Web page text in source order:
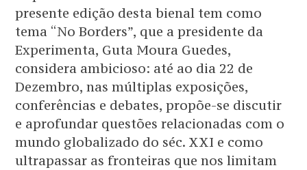
presente edição desta bienal tem como
tema “No Borders”, que a presidente da
Experimenta, Guta Moura Guedes,
considera ambicioso: até ao dia 22 de
Dezembro, nas múltiplas exposições,
conferências e debates, propõe-se discutir
e aprofundar questões relacionadas com o
mundo globalizado do séc. XXI e como
ultrapassar as fronteiras que nos limitam